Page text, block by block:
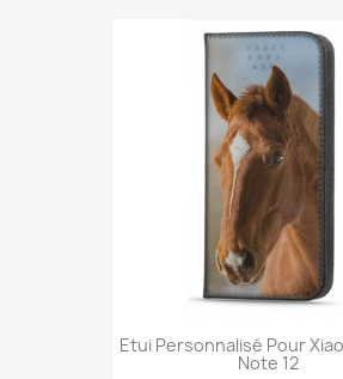
Etui Personnalisé Pour
Note 12